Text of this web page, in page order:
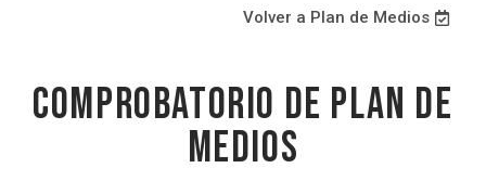
Volver a Plan de Medios
Comprobatorio de plan de
medios